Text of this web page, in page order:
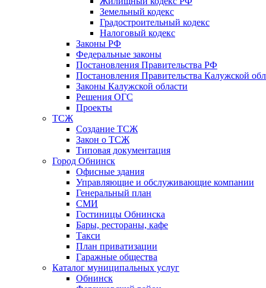
Земельный кодекс
Градостроительный кодекс
Налоговый кодекс
Законы РФ
Федеральные законы
Постановления Правительства РФ
Постановления Правительства Калужской
Законы Калужской области
Решения ОГС
Проекты
ТСЖ
Создание ТСЖ
Закон о ТСЖ
Типовая документация
Город Обнинск
Офисные здания
Управляющие и обслуживающие компании
Генеральный план
СМИ
Гостиницы Обнинска
Бары, рестораны, кафе
Такси
План приватизации
Гаражные общества
Каталог муниципальных услуг
Обнинск